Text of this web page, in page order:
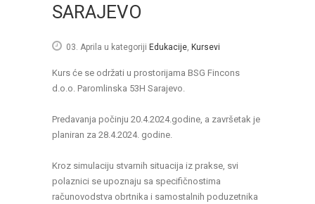
SARAJEVO
03. Aprila u kategoriji Edukacije Kursevi
Kurs će se održati u prostorijama BSG Fincons
d.o.o. Paromlinska 53H Sarajevo.
Predavanja počinju 20.4.2024.godine, a završetak je
planiran za 28.4.2024. godine.
Kroz simulaciju stvarnih situacija iz prakse, svi
polaznici se upoznaju sa specifičnostima
računovodstva obrtnika i samostalnih poduzetnika